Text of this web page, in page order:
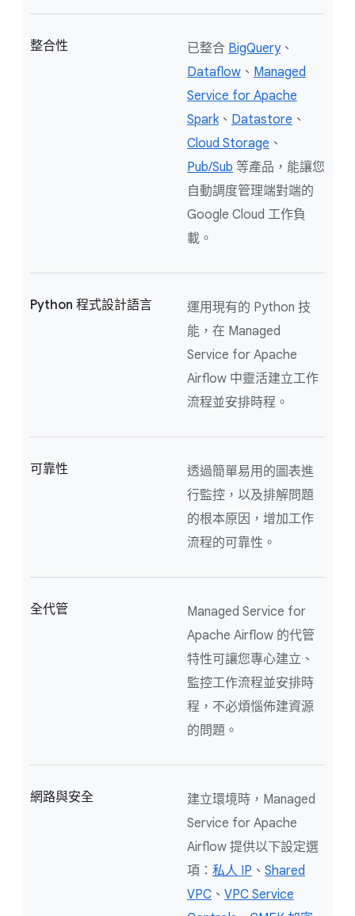
整合性 已整合 BigQuery、
Dataflow 、 Managed
Service for Apache
Spark、 Datastore 、
Cloud Storage 、
Pub/Sub 等產品，能讓您
自動調度管理端對端的
Google Cloud 工作負
載。
Python 程式設計語言
運用現有的 Python 技
能，在 Managed
Service for Apache
Airflow 中靈活建立工作
流程並安排時程。
可靠性
透過簡單易用的圖表進
行監控，以及排解問題
的根本原因，增加工作
流程的可靠性。
全代管
Managed Service for
Apache Airflow 的代管
特性可讓您專心建立、
監控工作流程並安排時
程，不必煩惱佈建資源
的問題。
網路與安全
建立環境時，Managed
Service for Apache
Airflow 提供以下設定選
項： 私人 IP 、 Shared
VPC 、 VPC Service